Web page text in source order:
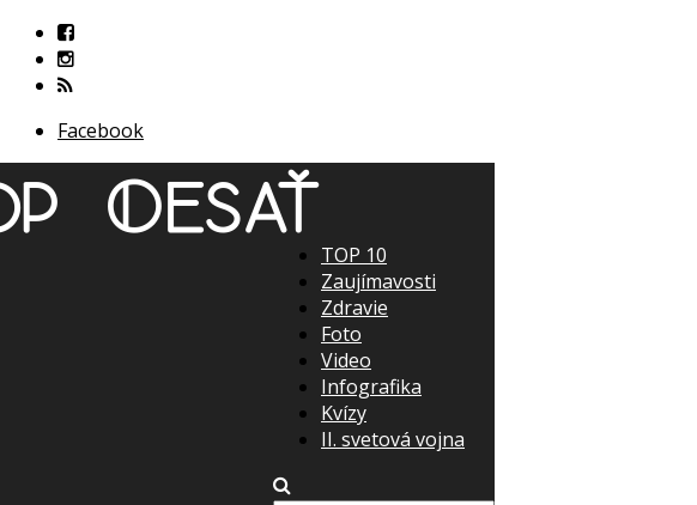
Facebook
TOP 10
Zaujímavosti
Zdravie
Foto
Video
Infografika
Kvízy
II. svetová vojna